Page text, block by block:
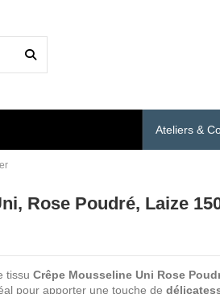
Ateliers &
Rose Poudré, Laize
tissu Crêpe Mousseline Uni Rose
pour apporter une touche de